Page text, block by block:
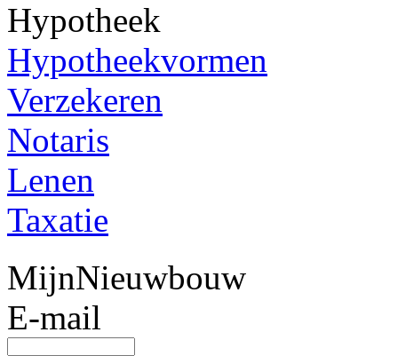
Hypotheek
Hypotheekvormen
Verzekeren
Notaris
Lenen
Taxatie
MijnNieuwbouw
E-mail